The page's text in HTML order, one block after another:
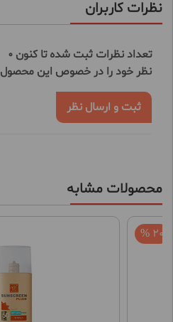
نظرات کاربران
تعداد نظرات ثبت شده تا کنون 0
نظر خود را در خصوص این
ثبت و ارسال نظر
محصولات مشابه
20 %